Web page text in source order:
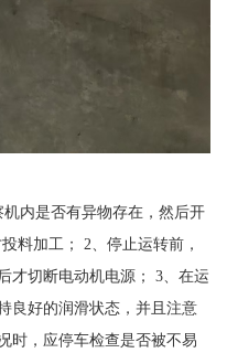
内是否有异物存在，然后开
料加工； 2、停止运转前，
才切断电动机电源； 3、在运
良好的润滑状态，并且注意
时，应停车检查是否被不易